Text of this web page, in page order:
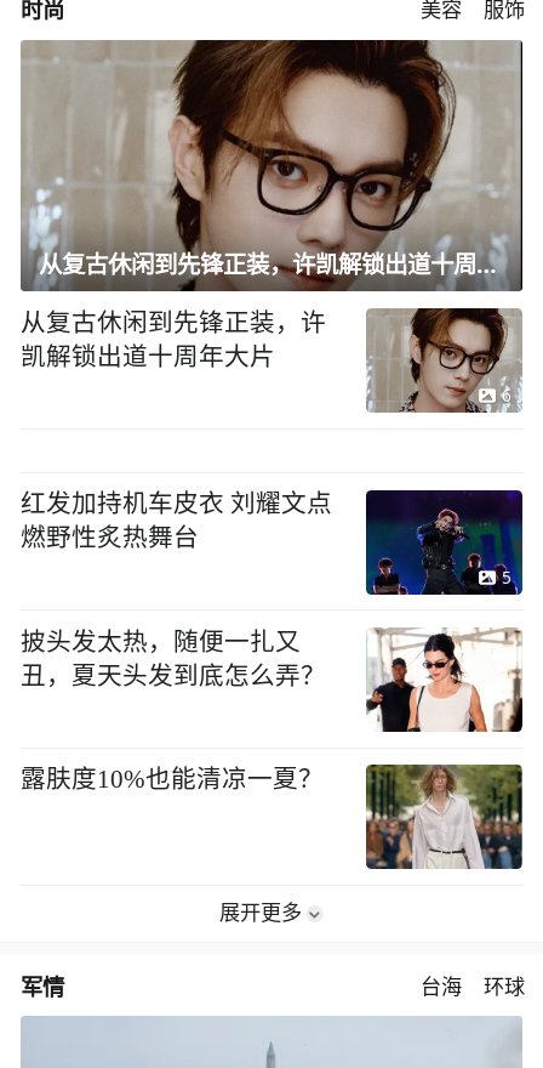
时尚 美容 服饰
从复古休闲到先锋正装，许凯解锁出道十周年大片
从复古休闲到先锋正装，许
凯解锁出道十周年大片
6
红发加持机车皮衣 刘耀文点
燃野性炙热舞台
5
披头发太热，随便一扎又
丑，夏天头发到底怎么弄？
露肤度10%也能清凉一夏？
展开更多
军情 台海 环球